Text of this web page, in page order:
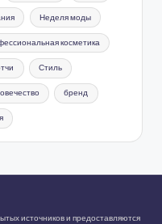
Неделя моды
косметика
Стиль
бренд
источников и предоставляются